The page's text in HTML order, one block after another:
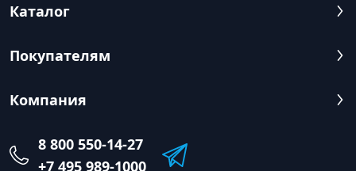
Каталог
Покупателям
Компания
8 800 550-14-27
+7 495 989-1000